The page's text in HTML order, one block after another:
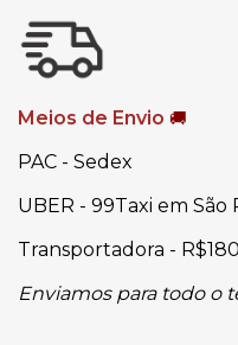
Meios de Envio 🚚
PAC - Sedex
UBER - 99Taxi em São
Transportadora -
Enviamos para todo o